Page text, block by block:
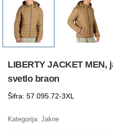
LIBERTY JACKET MEN,
svetlo braon
Šifra: 57.095.72-3XL
Kategorija: Jakne